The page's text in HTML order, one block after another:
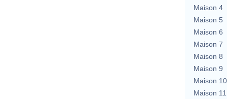
Maison 4
Maison 5
Maison 6
Maison 7
Maison 8
Maison 9
Maison 10
Maison 11